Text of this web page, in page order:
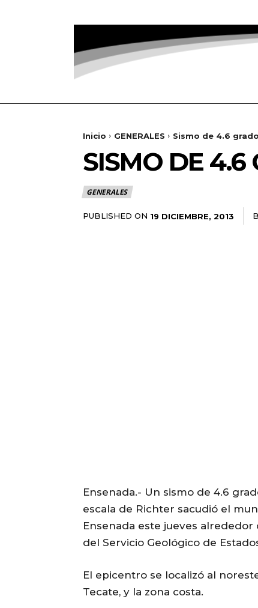
Inicio GENERALES Sismo de 4.6
SISMO DE 4.6
GENERALES
PUBLISHED ON 19 DICIEMBRE, 2013
Ensenada.- Un sismo de 4.6
escala de Richter sacudió el
Ensenada este jueves alrededor
del Servicio Geológico de
El epicentro se localizó al
Tecate, y la zona costa.